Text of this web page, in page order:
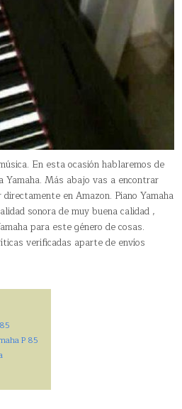
En esta ocasión hablaremos de
Yamaha. Más abajo vas a encontrar
en Amazon. Piano Yamaha
sonora de muy buena calidad ,
para este género de cosas.
verificadas aparte de envíos
P 85